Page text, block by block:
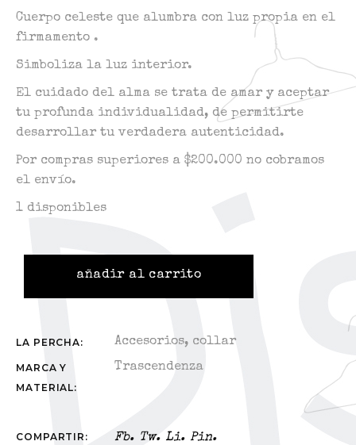
Cuerpo celeste que alumbra con luz propia en el
firmamento .
Simboliza la luz interior.
El cuidado del alma se trata de amar y aceptar
tu profunda individualidad, de permitirte
desarrollar tu verdadera autenticidad.
Por compras superiores a $200.000 no cobramos
el envío.
1 disponibles
añadir al carrito
LA PERCHA: Accesorios, collar
MARCA Y
MATERIAL:
Trascendenza
COMPARTIR: Fb. Tw. Li. Pin.